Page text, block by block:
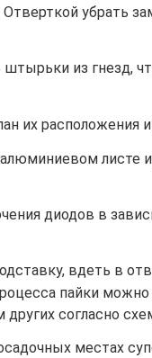
убрать
из гнезд,
их расположения
листе
диодов в
вдеть в
пайки можно
согласно
местах